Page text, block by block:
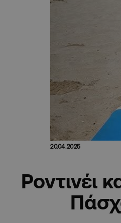
20.04.2025
Ροντινέι